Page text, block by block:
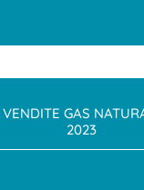
VENDITE GAS
2023